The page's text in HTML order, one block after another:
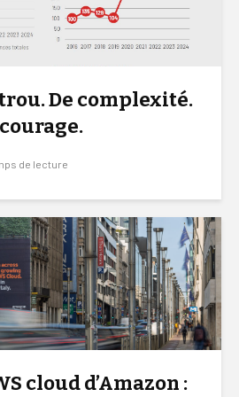
De complexité.
de lecture
cloud d’Amazon :